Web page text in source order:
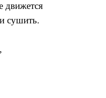
движется
сушить.